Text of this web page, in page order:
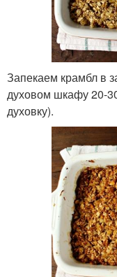
Запекаем крамбл в
духовом шкафу 20-
духовку).